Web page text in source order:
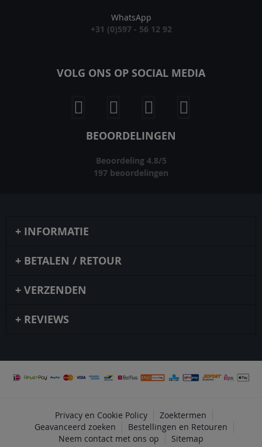
WhatsApp
+31 (0)597 - 56 12 92
VOLG ONS OP SOCIAL MEDIA
BEOORDELINGEN
Beoordeling 4.8/5
197 beoordelingen
INFORMATIE
BETALEN / RETOUR
VERZENDEN
REVIEWS
Privacy en Cookie Policy
Zoektermen
Geavanceerd zoeken
Bestellingen en Retouren
Neem contact met ons op
Sitemap